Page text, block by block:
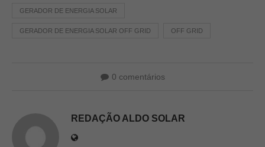
GERADOR DE ENERGIA SOLAR
GERADOR DE ENERGIA SOLAR OFF GRID OFF GRID
0 comentários
REDAÇÃO ALDO SOLAR